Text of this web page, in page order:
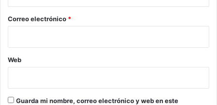
*
Correo electrónico *
Web
Guarda mi nombre, correo electrónico y web en este